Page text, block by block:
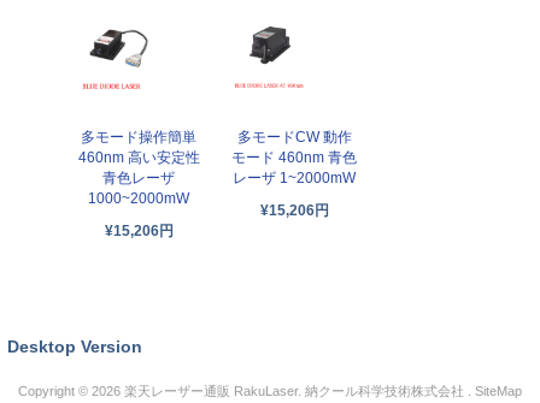
多モード操作簡単
460nm 高い安定性
青色レーザ
1000~2000mW
¥15,206円
多モードCW 動作
モード 460nm 青色
レーザ 1~2000mW
¥15,206円
Desktop Version
Copyright © 2026 楽天レーザー通販 RakuLaser. 納クール科学技術株式会社 . SiteMap